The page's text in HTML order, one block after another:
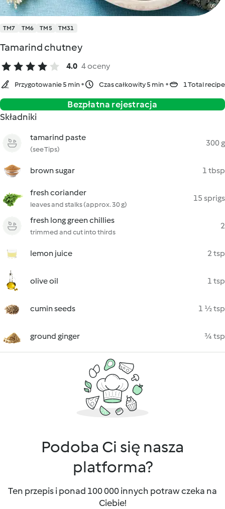
TM7 TM6 TM5 TM31
Tamarind chutney
4.0 4 oceny
Przygotowanie 5 min Czas całkowity 5 min 1 Total recipe
Bezpłatna rejestracja
Składniki
tamarind paste
(see Tips)
300 g
brown sugar 1 tbsp
fresh coriander
leaves and stalks (approx. 30 g)
15 sprigs
fresh long green chillies
trimmed and cut into thirds
2
lemon juice 2 tsp
olive oil 1 tsp
cumin seeds 1 ½ tsp
ground ginger ¾ tsp
Podoba Ci się nasza
platforma?
Ten przepis i ponad 100 000 innych potraw czeka na
Ciebie!